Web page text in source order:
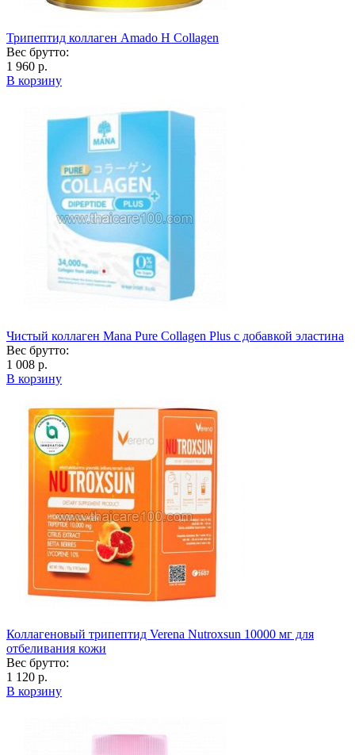
Трипептид коллаген Amado H Collagen
Вес брутто:
1 960 р.
В корзину
Чистый коллаген Mana Pure Collagen Plus с добавкой эластина
Вес брутто:
1 008 р.
В корзину
Коллагеновый трипептид Verena Nutroxsun 10000 мг для
отбеливания кожи
Вес брутто:
1 120 р.
В корзину